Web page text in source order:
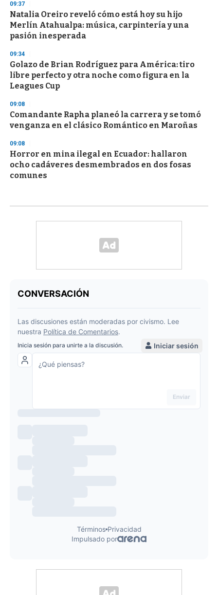
09:37
Natalia Oreiro reveló cómo está hoy su hijo
Merlín Atahualpa: música, carpintería y una
pasión inesperada
09:34
Golazo de Brian Rodríguez para América: tiro
libre perfecto y otra noche como figura en la
Leagues Cup
09:08
Comandante Rapha planeó la carrera y se tomó
venganza en el clásico Romántico en Maroñas
09:08
Horror en mina ilegal en Ecuador: hallaron
ocho cadáveres desmembrados en dos fosas
comunes